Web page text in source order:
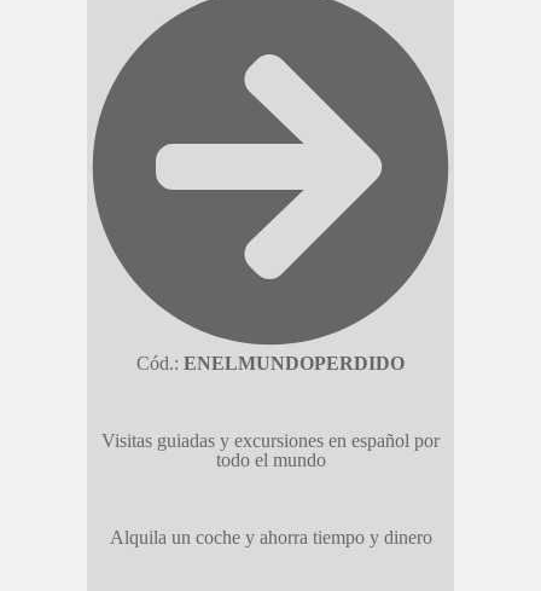
Cód.: ENELMUNDOPERDIDO
Visitas guiadas y excursiones en español por
todo el mundo
Alquila un coche y ahorra tiempo y dinero